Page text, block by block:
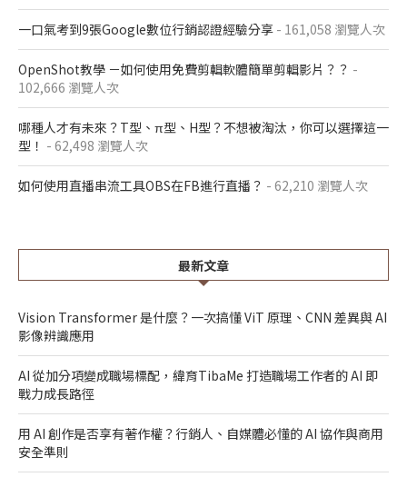
一口氣考到9張Google數位行銷認證經驗分享 - 161,058 瀏覽人次
OpenShot教學 －如何使用免費剪輯軟體簡單剪輯影片？？ -
102,666 瀏覽人次
哪種人才有未來？T型、π型、H型？不想被淘汰，你可以選擇這一
型！ - 62,498 瀏覽人次
如何使用直播串流工具OBS在FB進行直播？ - 62,210 瀏覽人次
最新文章
Vision Transformer 是什麼？一次搞懂 ViT 原理、CNN 差異與 AI
影像辨識應用
AI 從加分項變成職場標配，緯育TibaMe 打造職場工作者的 AI 即
戰力成長路徑
用 AI 創作是否享有著作權？行銷人、自媒體必懂的 AI 協作與商用
安全準則